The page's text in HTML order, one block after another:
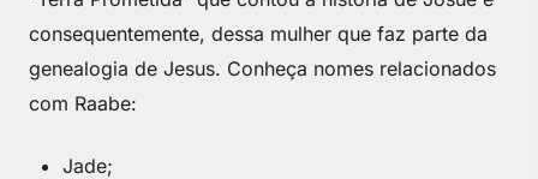
consequentemente, dessa mulher que faz parte da
genealogia de Jesus. Conheça nomes relacionados
com Raabe:
Jade;